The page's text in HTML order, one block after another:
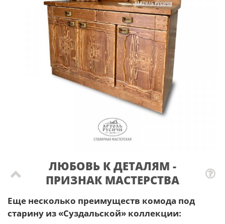
ЛЮБОВЬ К ДЕТАЛЯМ -
ПРИЗНАК МАСТЕРCТВА
Еще несколько преимуществ комода под
старину из «Суздальской» коллекции: